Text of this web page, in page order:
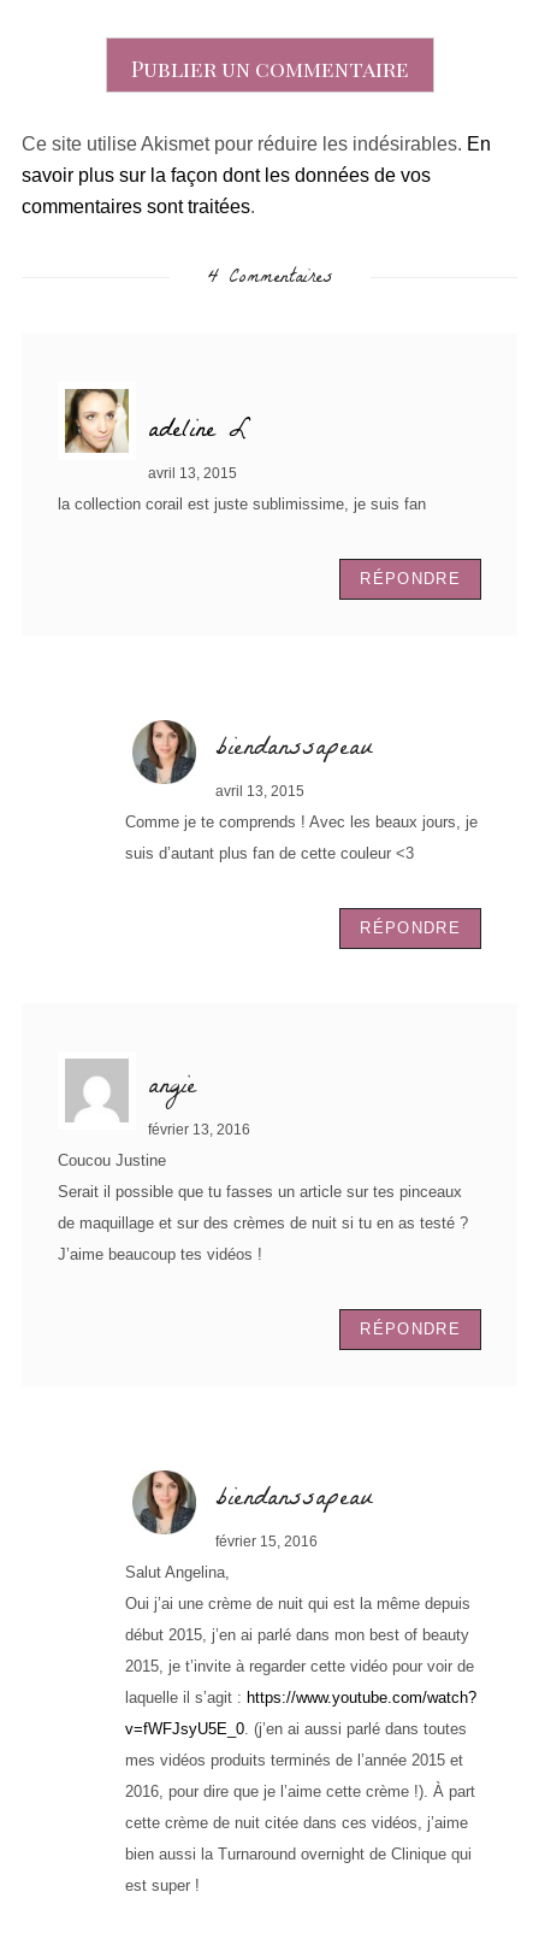
Ce site utilise Akismet pour réduire les indésirables. En
savoir plus sur la façon dont les données de vos
commentaires sont traitées.
4 Commentaires
adeline L
avril 13, 2015
la collection corail est juste sublimissime, je suis fan
RÉPONDRE
biendanssapeau
avril 13, 2015
Comme je te comprends ! Avec les beaux jours, je
suis d’autant plus fan de cette couleur <3
RÉPONDRE
angie
février 13, 2016
Coucou Justine
Serait il possible que tu fasses un article sur tes pinceaux
de maquillage et sur des crèmes de nuit si tu en as testé ?
J’aime beaucoup tes vidéos !
RÉPONDRE
biendanssapeau
février 15, 2016
Salut Angelina,
Oui j’ai une crème de nuit qui est la même depuis
début 2015, j’en ai parlé dans mon best of beauty
2015, je t’invite à regarder cette vidéo pour voir de
laquelle il s’agit : https://www.youtube.com/watch?
v=fWFJsyU5E_0. (j’en ai aussi parlé dans toutes
mes vidéos produits terminés de l’année 2015 et
2016, pour dire que je l’aime cette crème !). À part
cette crème de nuit citée dans ces vidéos, j’aime
bien aussi la Turnaround overnight de Clinique qui
est super !